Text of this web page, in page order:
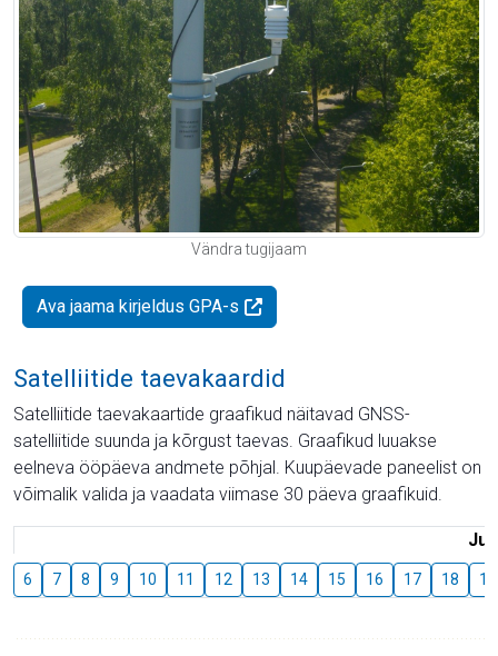
Vändra tugijaam
Ava jaama kirjeldus GPA-s
Satelliitide taevakaardid
Satelliitide taevakaartide graafikud näitavad GNSS-
satelliitide suunda ja kõrgust taevas. Graafikud luuakse
eelneva ööpäeva andmete põhjal. Kuupäevade paneelist on
võimalik valida ja vaadata viimase 30 päeva graafikuid.
6 7 8 9 10 11 12 13 14 15 16 17 18 19